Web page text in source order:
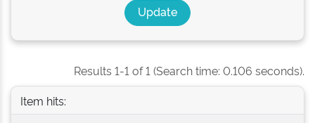
Results 1-1 of 1 (Search time: 0.106 seconds).
Item hits: